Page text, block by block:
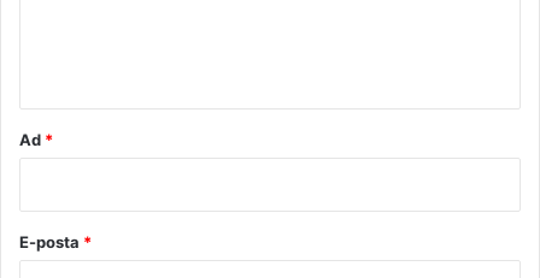
Ad *
E-posta *